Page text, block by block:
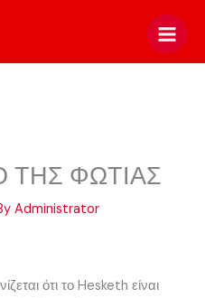
ΤΗΣ ΦΩΤΙΑΣ
Administrator
ότι το Hesketh είναι